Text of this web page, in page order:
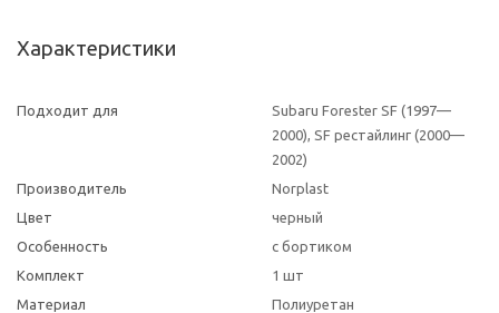
Характеристики
Подходит для
Subaru Forester SF (1997—
2000), SF рестайлинг (2000—
2002)
Производитель
Norplast
Цвет
черный
Особенность
с бортиком
Комплект
1 шт
Материал
Полиуретан